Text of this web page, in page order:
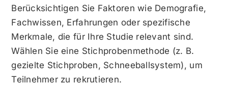
Berücksichtigen Sie Faktoren wie Demografie,
Fachwissen, Erfahrungen oder spezifische
Merkmale, die für Ihre Studie relevant sind.
Wählen Sie eine Stichprobenmethode (z. B.
gezielte Stichproben, Schneeballsystem), um
Teilnehmer zu rekrutieren.